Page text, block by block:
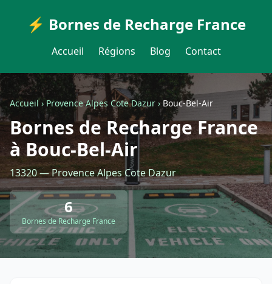
⚡ Bornes de Recharge France
Accueil Régions Blog Contact
Accueil›Provence Alpes Cote Dazur ›Bouc-Bel-Air
Bornes de Recharge France
à Bouc-Bel-Air
13320 — Provence Alpes Cote Dazur
6
Bornes de Recharge France